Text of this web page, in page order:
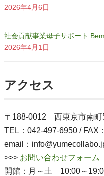
2026年4月6日
社会貢献事業母子サポート
2026年4月1日
アクセス
〒188-0012 西東京市南
TEL：042-497-6950 / FAX
email：
>>> お問い合わせフォーム
開館：月～土 10:00～